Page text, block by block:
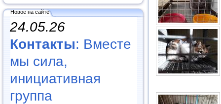
Новое на сайте
24.05.26
Контакты: Вместе
мы сила,
инициативная
группа